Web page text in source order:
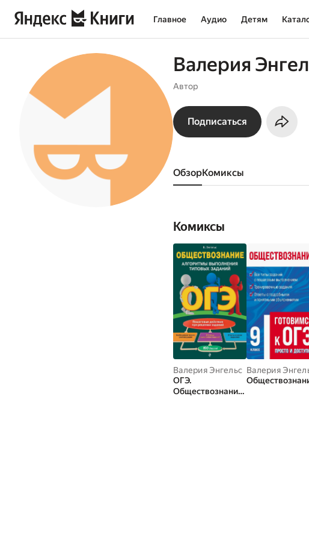
Главное Аудио Детям
Валерия
Автор
Подписаться
Обзор комиксы
Комиксы
Валерия Энгельс
ОГЭ.
Обществознание.
Валерия